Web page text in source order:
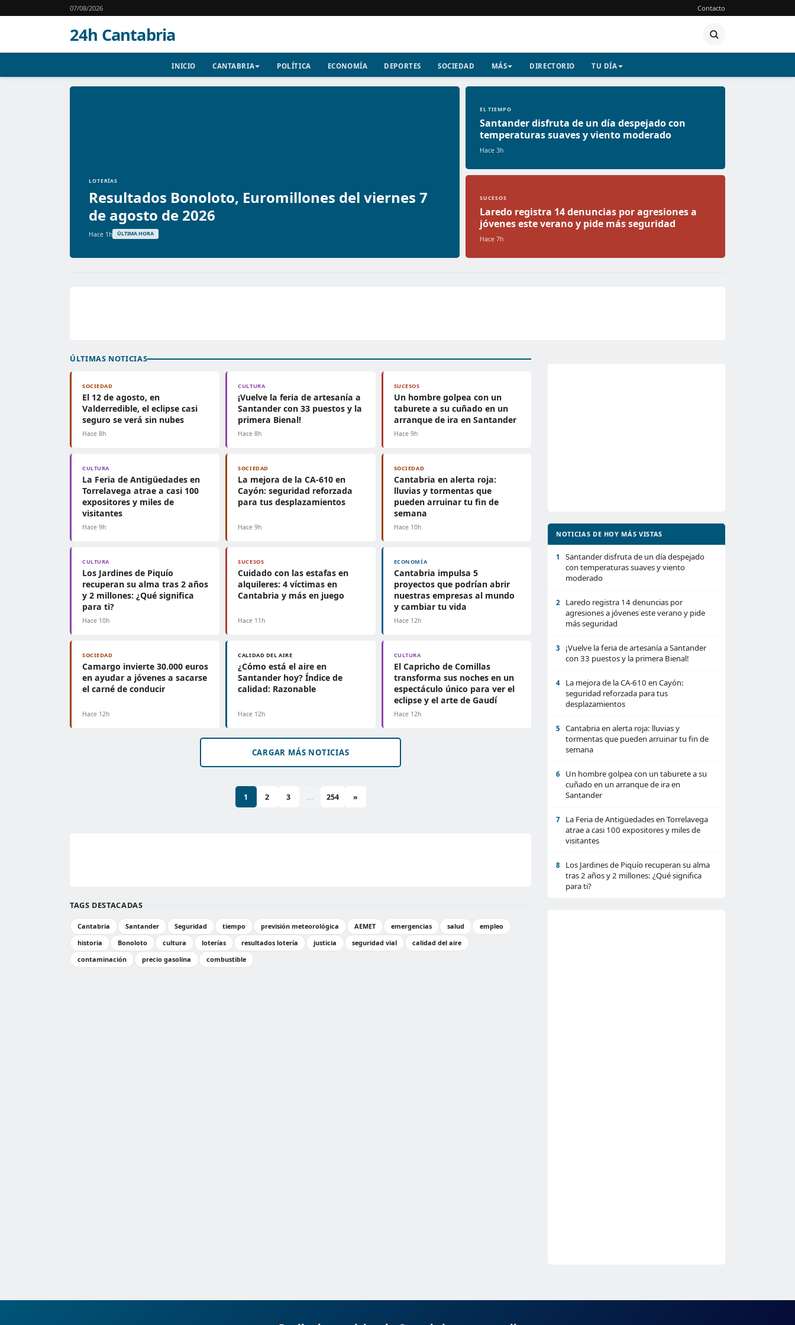
07/08/2026 Contacto
24h Cantabria
INICIO CANTABRIA POLÍTICA ECONOMÍA DEPORTES SOCIEDAD MÁS DIRECTORIO TU DÍA
LOTERÍAS
Resultados Bonoloto, Euromillones del viernes 7
de agosto de 2026
Hace 1h ÚLTIMA HORA
EL TIEMPO
Santander disfruta de un día despejado con
temperaturas suaves y viento moderado
Hace 3h
SUCESOS
Laredo registra 14 denuncias por agresiones a
jóvenes este verano y pide más seguridad
Hace 7h
ÚLTIMAS NOTICIAS
SOCIEDAD
El 12 de agosto, en
Valderredible, el eclipse casi
seguro se verá sin nubes
Hace 8h
CULTURA
¡Vuelve la feria de artesanía a
Santander con 33 puestos y la
primera Bienal!
Hace 8h
SUCESOS
Un hombre golpea con un
taburete a su cuñado en un
arranque de ira en Santander
Hace 9h
CULTURA
La Feria de Antigüedades en
Torrelavega atrae a casi 100
expositores y miles de
visitantes
Hace 9h
SOCIEDAD
La mejora de la CA-610 en
Cayón: seguridad reforzada
para tus desplazamientos
Hace 9h
SOCIEDAD
Cantabria en alerta roja:
lluvias y tormentas que
pueden arruinar tu fin de
semana
Hace 10h
CULTURA
Los Jardines de Piquío
recuperan su alma tras 2 años
y 2 millones: ¿Qué significa
para ti?
Hace 10h
SUCESOS
Cuidado con las estafas en
alquileres: 4 víctimas en
Cantabria y más en juego
Hace 11h
ECONOMÍA
Cantabria impulsa 5
proyectos que podrían abrir
nuestras empresas al mundo
y cambiar tu vida
Hace 12h
SOCIEDAD
Camargo invierte 30.000 euros
en ayudar a jóvenes a sacarse
el carné de conducir
Hace 12h
CALIDAD DEL AIRE
¿Cómo está el aire en
Santander hoy? Índice de
calidad: Razonable
Hace 12h
CULTURA
El Capricho de Comillas
transforma sus noches en un
espectáculo único para ver el
eclipse y el arte de Gaudí
Hace 12h
CARGAR MÁS NOTICIAS
1 2 3 ... 254 »
TAGS DESTACADAS
Cantabria Santander Seguridad tiempo previsión meteorológica AEMET emergencias salud
empleo
historia
Bonoloto cultura loterías resultados lotería justicia seguridad vial
calidad del aire
contaminación
precio gasolina combustible
NOTICIAS DE HOY MÁS VISTAS
1
Santander disfruta de un día despejado
con temperaturas suaves y viento
moderado
2
Laredo registra 14 denuncias por
agresiones a jóvenes este verano y pide
más seguridad
3
¡Vuelve la feria de artesanía a Santander
con 33 puestos y la primera Bienal!
4
La mejora de la CA-610 en Cayón:
seguridad reforzada para tus
desplazamientos
5
Cantabria en alerta roja: lluvias y
tormentas que pueden arruinar tu fin de
semana
6
Un hombre golpea con un taburete a su
cuñado en un arranque de ira en
Santander
7
La Feria de Antigüedades en Torrelavega
atrae a casi 100 expositores y miles de
visitantes
8
Los Jardines de Piquío recuperan su alma
tras 2 años y 2 millones: ¿Qué significa
para ti?